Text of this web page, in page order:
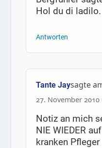
Hol du di ladilo.
Antworten
Tante Jaysagte
27. November 2010
Notiz an mich
NIE WIEDER
kranken